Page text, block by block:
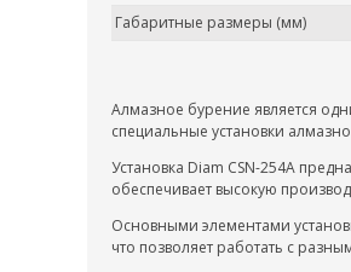
Габаритные размеры (мм)
Алмазное бурение является
специальные установки
Установка Diam CSN-254A
обеспечивает высокую
Основными элементами
что позволяет работать с